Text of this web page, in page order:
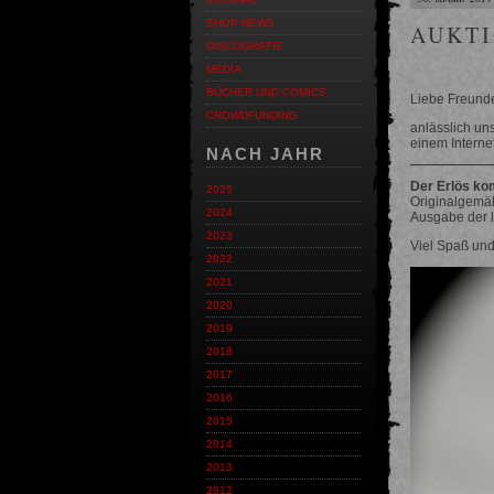
SHOP-NEWS
DISCOGRAFIE
MEDIA
BÜCHER UND COMICS
CROWDFUNDING
NACH JAHR
2025
2024
2023
2022
2021
2020
2019
2018
2017
2016
2015
2014
2013
2012
Liebe
anlässlich
einem
Der Erlös
Ausgabe der
Viel Spaß